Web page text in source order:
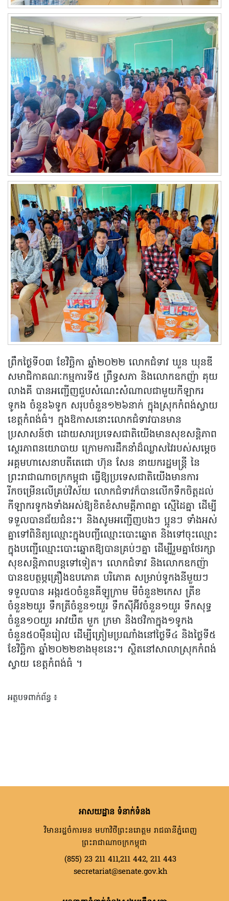
ព្រឹកថ្ងៃទី០៣ ខែវិច្ឆិកា ឆ្នាំ២០២២ លោកជំទាវ ឃួន ឃុនឌី
សមាជិកាគណៈកម្មការទី៥ ព្រឹទ្ធសភា និងលោកឧកញ៉ា គុយ
លាងគី បានអញ្ជើញជួបសំណេះសំណាលជាមួយកីឡាករ
ទូកង ចំនួន៦ទូក សរុបចំនួន១២៦នាក់ ក្នុងស្រុកកំពង់ស្វាយ
ខេត្តកំពង់ធំ។ ក្នុងឱកាសនោះលោកជំទាវបានមាន
ប្រសាសន៍ថា ដោយសារប្រទេសជាតិយើងមានសុខសន្តិភាព
ស្ថេរភាពនយោបាយ ក្រោមការដឹកនាំដ៏ឈ្លាសវៃរបស់សម្ដេច
អគ្គមហាសេនាបតីតេជោ ហ៊ុន សែន នាយករដ្ឋមន្ត្រី នៃ
ព្រះរាជាណាចក្រកម្ពុជា ធ្វើឱ្យប្រទេសជាតិយើងមានការ
រីកចម្រើនលើគ្រប់វិស័យ លោកជំទាវក៏បានលើកទឹកចិត្តដល់
កីឡាករទូកងទាំងអស់ឱ្យខិតខំសាមគ្គីភាពគ្នា ស្មើដៃគ្នា ដើម្បី
ទទួលបានជ័យជំនះ។ និងសូមអញ្ជើញបងៗ ប្អូនៗ ទាំងអស់
គ្នាទៅពិនិត្យឈ្មោះក្នុងបញ្ជីឈ្មោះបោះឆ្នោត និងទៅចុះឈ្មោះ
ក្នុងបញ្ជើឈ្មោះបោះឆ្នោតឱ្យបានគ្រប់ៗគ្នា ដើម្បីរួមគ្នាថែរក្សា
សុខសន្តិភាពបន្តទៅទៀត។ លោកជំទាវ និងលោកឧកញ៉ា
បានឧបត្ថម្ភគ្រឿងឧបភោគ បរិភោគ សម្រាប់ទូកងនីមួយៗ
ទទួលបាន អង្ករ៥០ចំនួនគីឡូក្រាម មីចំនួន២កេស ត្រីខ
ចំនួន២យួរ ទឹកត្រីចំនួន១យួរ ទឹកស៊ីអ៊ីវចំនួន១យួរ ទឹកសុទ្ធ
ចំនួន១០យួរ អាវយឺត មួក ក្រមា និងថវិកាក្នុង១ទូកង
ចំនួន៥០ម៉ឺនរៀល ដើម្បីត្រៀមប្រណាំងនៅថ្ងៃទី៤ និងថ្ងៃទី៥
ខែវិច្ឆិកា ឆ្នាំ២០២២ខាងមុខនេះ។ ស្ថិតនៅសាលាស្រុកកំពង់
ស្វាយ ខេត្តកំពង់ធំ ។
អត្ថបទពាក់ព័ន្ធ ៖
អាសយដ្ឋាន ទំនាក់ទំនង
វិមានរដ្ឋចំការមន មហាវិថីព្រះនរោត្តម រាជធានីភ្នំពេញ
ព្រះរាជាណាចក្រកម្ពុជា
(855) 23 211 411,211 442, 211 443
secretariat@senate.gov.kh